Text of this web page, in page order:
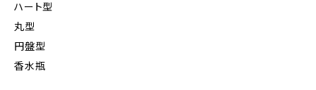
ハート型
丸型
円盤型
香水瓶